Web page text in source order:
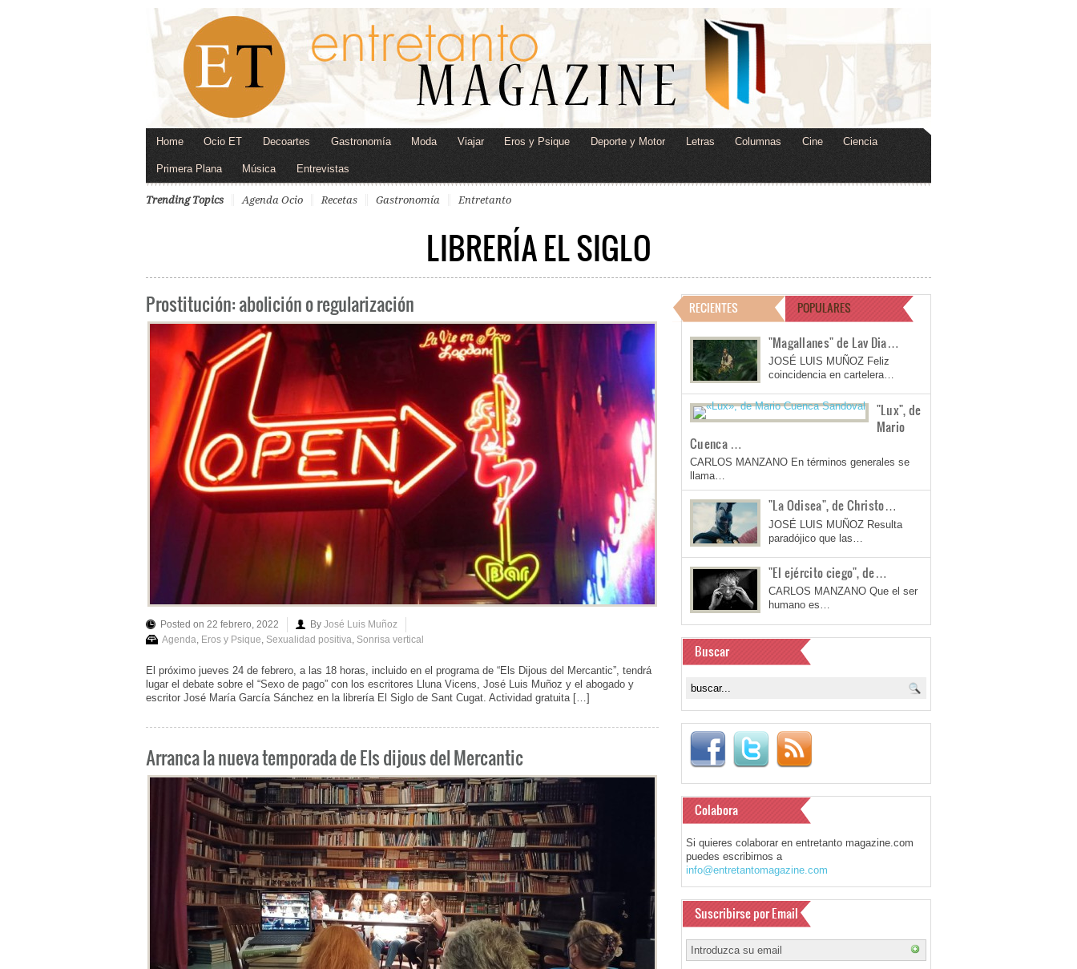
Home Ocio ET Decoartes Gastronomía Moda Viajar Eros y Psique Deporte y Motor Letras Columnas Cine Ciencia
Primera Plana Música Entrevistas
Trending Topics Agenda Ocio Recetas Gastronomía Entretanto
LIBRERÍA EL SIGLO
Prostitución: abolición o regularización
Posted on 22 febrero, 2022 By José Luis Muñoz
Agenda Eros y Psique Sexualidad positiva Sonrisa vertical
El próximo jueves 24 de febrero, a las 18 horas, incluido en el programa de “Els Dijous del Mercantic”, tendrá
lugar el debate sobre el “Sexo de pago” con los escritores Lluna Vicens, José Luis Muñoz y el abogado y
escritor José María García Sánchez en la librería El Siglo de Sant Cugat. Actividad gratuita […]
Arranca la nueva temporada de Els dijous del Mercantic
RECIENTES POPULARES
"Magallanes" de Lav Dia…
JOSÉ LUIS MUÑOZ Feliz
coincidencia en cartelera…
"Lux", de
Mario
Cuenca …
CARLOS MANZANO En términos generales se
llama…
"La Odisea", de Christo…
JOSÉ LUIS MUÑOZ Resulta
paradójico que las…
"El ejército ciego", de…
CARLOS MANZANO Que el ser
humano es…
Buscar
Colabora
Si quieres colaborar en entretanto magazine.com
puedes escribirnos a
info@entretantomagazine.com
Suscribirse por Email